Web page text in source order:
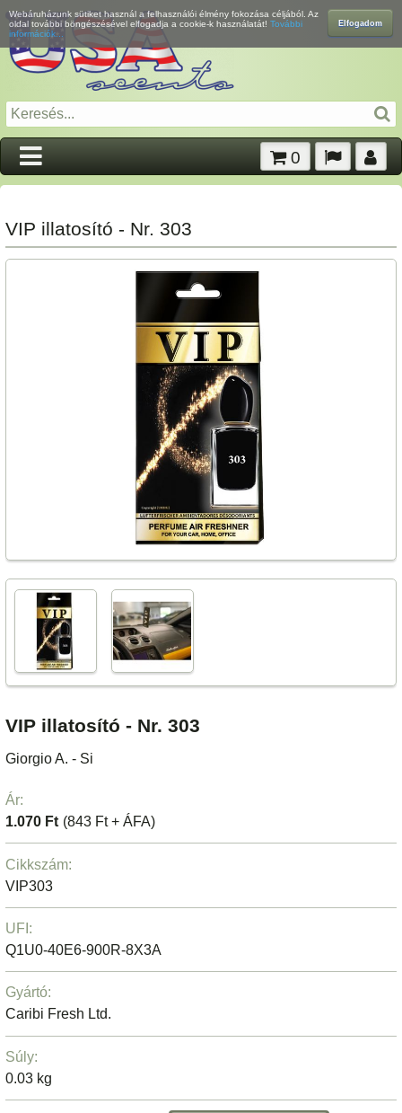
Elfogadom
Webáruházunk sütiket használ a felhasználói élmény fokozása céljából. Az
oldal további böngészésével elfogadja a cookie-k használatát! További
információk...
0
VIP illatosító - Nr. 303
VIP illatosító - Nr. 303
Giorgio A. - Si
Ár:
1.070 Ft (843 Ft + ÁFA)
Cikkszám:
VIP303
UFI:
Q1U0-40E6-900R-8X3A
Gyártó:
Caribi Fresh Ltd.
Súly:
0.03 kg